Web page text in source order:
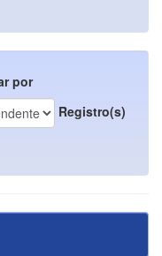
por
Registro(s)